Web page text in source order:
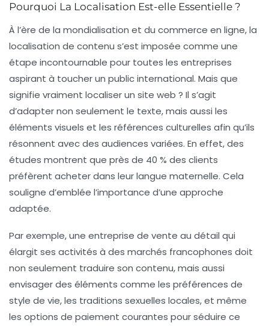
Pourquoi La Localisation Est-elle Essentielle ?
À l’ère de la mondialisation et du commerce en ligne, la
localisation de contenu s’est imposée comme une
étape incontournable pour toutes les entreprises
aspirant à toucher un public international. Mais que
signifie vraiment localiser un site web ? Il s’agit
d’adapter non seulement le texte, mais aussi les
éléments visuels et les références culturelles afin qu’ils
résonnent avec des audiences variées. En effet, des
études montrent que près de 40 % des clients
préfèrent acheter dans leur langue maternelle. Cela
souligne d’emblée l’importance d’une approche
adaptée.
Par exemple, une entreprise de vente au détail qui
élargit ses activités à des marchés francophones doit
non seulement traduire son contenu, mais aussi
envisager des éléments comme les préférences de
style de vie, les traditions sexuelles locales, et même
les options de paiement courantes pour séduire ce